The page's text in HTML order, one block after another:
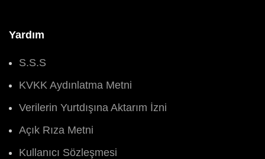
Yardım
S.S.S
KVKK Aydınlatma Metni
Verilerin Yurtdışına Aktarım İzni
Açık Rıza Metni
Kullanıcı Sözleşmesi